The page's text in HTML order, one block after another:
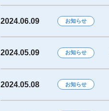
2024.06.09 お知らせ
2024.05.09 お知らせ
2024.05.08 お知らせ